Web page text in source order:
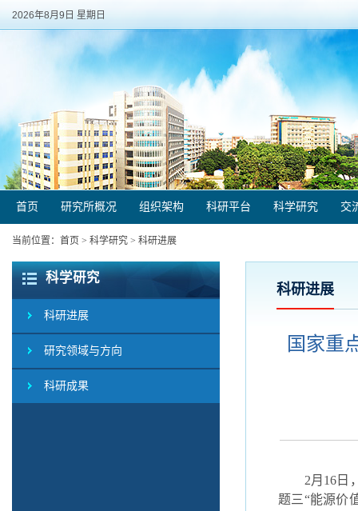
2026年8月9日 星期日
首页 研究所概况 组织架构 科研平台 科学研究 交
当前位置： 首页 > 科学研究 > 科研进展
科学研究
科研进展
研究领域与方向
科研成果
科研进展
国家重
2月 16 日
题三“能源价